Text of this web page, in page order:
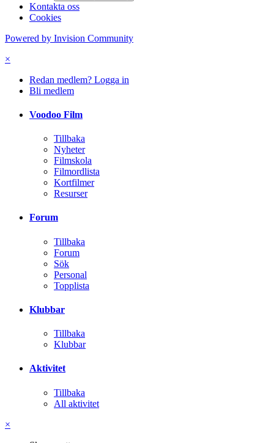
Kontakta oss
Cookies
Powered by Invision Community
×
Redan medlem? Logga in
Bli medlem
Voodoo Film
Tillbaka
Nyheter
Filmskola
Filmordlista
Kortfilmer
Resurser
Forum
Tillbaka
Forum
Sök
Personal
Topplista
Klubbar
Tillbaka
Klubbar
Aktivitet
Tillbaka
All aktivitet
×